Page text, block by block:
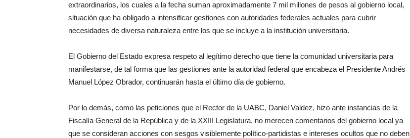
extraordinarios, los cuales a la fecha suman aproximadamente 7 mil millones de pesos al gobierno local,
situación que ha obligado a intensificar gestiones con autoridades federales actuales para cubrir
necesidades de diversa naturaleza entre los que se incluye a la institución universitaria.
El Gobierno del Estado expresa respeto al legítimo derecho que tiene la comunidad universitaria para
manifestarse, de tal forma que las gestiones ante la autoridad federal que encabeza el Presidente Andrés
Manuel López Obrador, continuarán hasta el último día de gobierno.
Por lo demás, como las peticiones que el Rector de la UABC, Daniel Valdez, hizo ante instancias de la
Fiscalía General de la República y de la XXIII Legislatura, no merecen comentarios del gobierno local ya
que se consideran acciones con sesgos visiblemente político-partidistas e intereses ocultos que no deben